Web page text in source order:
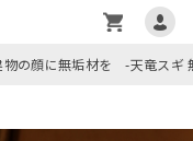
物の顔に無垢材を -天竜スギ